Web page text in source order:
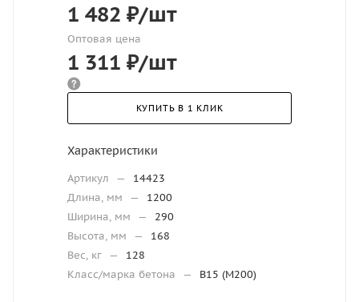
1 482 ₽/шт
Оптовая цена
1 311 ₽/шт
КУПИТЬ В 1 КЛИК
Характеристики
Артикул —
14423
Длина, мм
—
1200
Ширина, мм
—
290
Высота, мм
—
168
Вес, кг —
128
Класс/марка бетона
— В15 (М200)